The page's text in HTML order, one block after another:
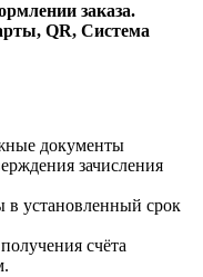
заказа.
QR, Система
документы
зачисления
в установленный срок
счёта